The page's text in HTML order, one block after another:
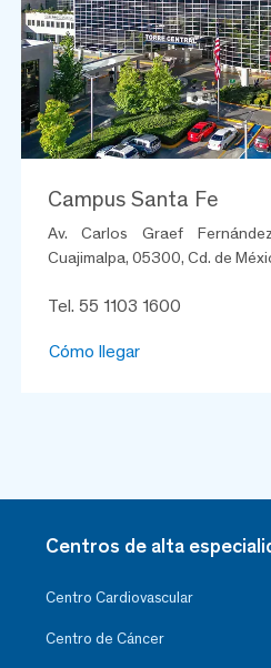
Campus Santa Fe
Av. Carlos Graef
Cuajimalpa, 05300, Cd. de
Tel. 55 1103 1600
Cómo llegar
Centros de alta
Centro Cardiovascular
Centro de Cáncer